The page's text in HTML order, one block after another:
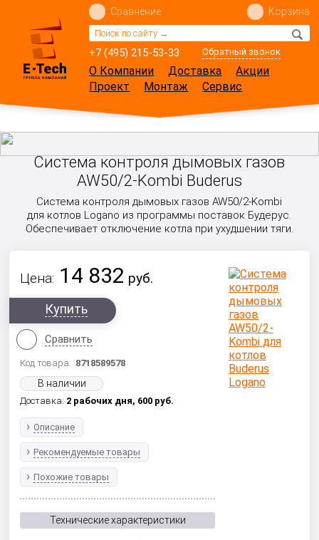
+7 (495) 215-53-33 Обратный звонок
Сравнение Корзина
О Компании Доставка
Акции
Проект
Монтаж Сервис
Система контроля дымовых газов
AW50/2-Kombi Buderus
Система контроля дымовых газов AW50/2-Kombi
для котлов Logano из программы поставок Будерус.
Обеспечивает отключение котла при ухудшении тяги.
Цена: 14 832 руб.
Купить
Сравнить
Код товара: 8718589578
В наличии
Доставка: 2 рабочих дня, 600 руб.
Описание
Рекомендуемые товары
Похожие товары
Технические характеристики